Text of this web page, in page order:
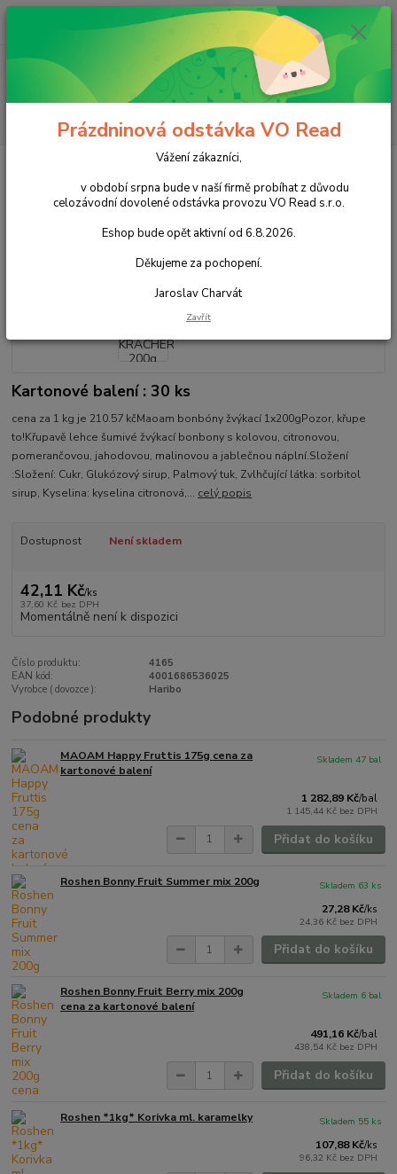
Po - Pá 8 - 14h
ks
za 0,00 Kč
Nečokoládové cukrovinky
MAOAM KRACHER 200g
Kartonové balení : 30 ks
cena za 1 kg je 210.57 kčMaoam bonbóny žvýkací 1x200gPozor, křupe
to!Křupavě lehce šumivé žvýkací bonbony s kolovou, citronovou,
pomerančovou, jahodovou, malinovou a jablečnou náplní.Složení
:Složení: Cukr, Glukózový sirup, Palmový tuk, Zvlhčující látka: sorbitol
sirup, Kyselina: kyselina citronová,... celý popis
Dostupnost Není skladem
42,11 Kč/ks
37,60 Kč bez DPH
Momentálně není k dispozici
Číslo produktu:
4165
EAN kód:
4001686536025
Vyrobce ( dovozce ):
Haribo
Podobné produkty
MAOAM Happy Fruttis 175g cena za
kartonové balení
1 282,89 Kč/bal
1 145,44 Kč bez DPH
Skladem 47 bal
Přidat do košíku
Roshen Bonny Fruit Summer mix 200g
27,28 Kč/ks
24,36 Kč bez DPH
Skladem 63 ks
Přidat do košíku
Roshen Bonny Fruit Berry mix 200g
cena za kartonové balení
491,16 Kč/bal
438,54 Kč bez DPH
Skladem 6 bal
Přidat do košíku
Roshen *1kg* Korivka ml. karamelky
107,88 Kč/ks
96,32 Kč bez DPH
Skladem 55 ks
Prázdninová odstávka VO Read
Vážení zákazníci,
v období srpna bude v naší firmě probíhat z důvodu
celozávodní dovolené odstávka provozu VO Read s.r.o.
Eshop bude opět aktivní od 6.8.2026.
Děkujeme za pochopení.
Jaroslav Charvát
Zavřít